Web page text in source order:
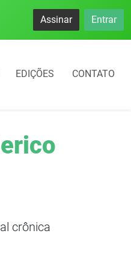
Assinar Entrar
EDIÇÕES CONTATO
crônica